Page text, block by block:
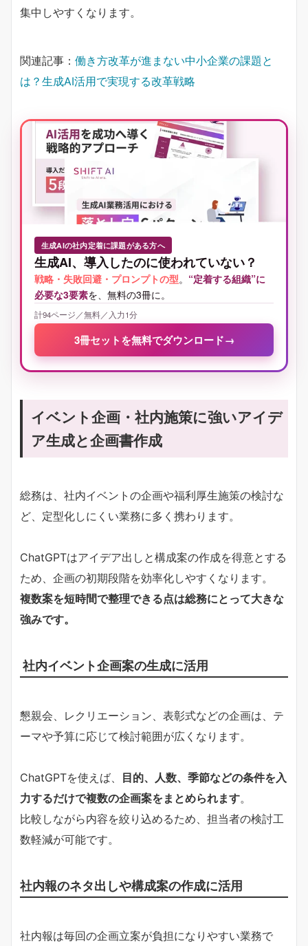
集中しやすくなります。
関連記事： 働き方改革が進まない中小企業の課題と
は？生成AI活用で実現する改革戦略
生成AIの社内定着に課題がある方へ
生成AI、導入したのに使われていない？
戦略・失敗回避・プロンプトの型。 “定着する組織”に
必要な3要素を、無料の3冊に。
計94ページ／無料／入力1分
3冊セットを無料でダウンロード→
イベント企画・社内施策に強いアイデ
ア生成と企画書作成
総務は、社内イベントの企画や福利厚生施策の検討な
ど、定型化しにくい業務に多く携わります。
ChatGPTはアイデア出しと構成案の作成を得意とする
ため、企画の初期段階を効率化しやすくなります。
複数案を短時間で整理できる点は総務にとって大きな
強みです。
社内イベント企画案の生成に活用
懇親会、レクリエーション、表彰式などの企画は、テ
ーマや予算に応じて検討範囲が広くなります。
ChatGPTを使えば、 目的、人数、季節などの条件を入
力するだけで複数の企画案をまとめられます。
比較しながら内容を絞り込めるため、担当者の検討工
数軽減が可能です。
社内報のネタ出しや構成案の作成に活用
社内報は毎回の企画立案が負担になりやすい業務で